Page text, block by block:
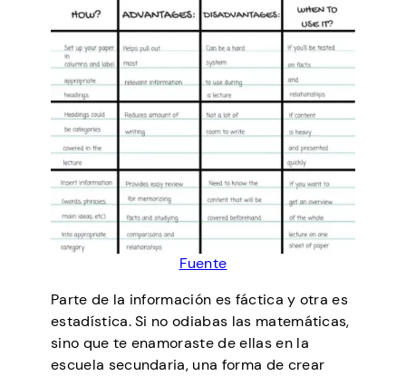
Fuente
Parte de la información es fáctica y otra es
estadística. Si no odiabas las matemáticas,
sino que te enamoraste de ellas en la
escuela secundaria, una forma de crear